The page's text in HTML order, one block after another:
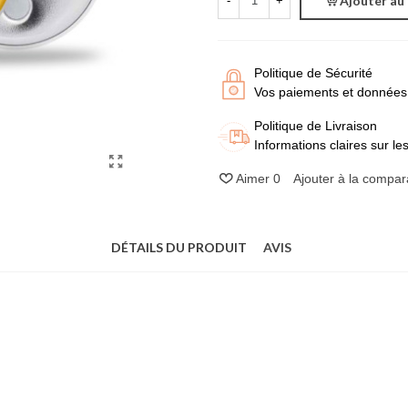
Politique de Sécurité
Vos paiements et
Politique de Livraison
Informations claires sur
Aimer 0 Ajouter à la
DÉTAILS DU PRODUIT AVIS